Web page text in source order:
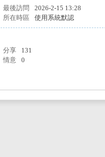
最後訪問
2026-2-15 13:28
所在時區 使用系統默認
分享
131
情意
0